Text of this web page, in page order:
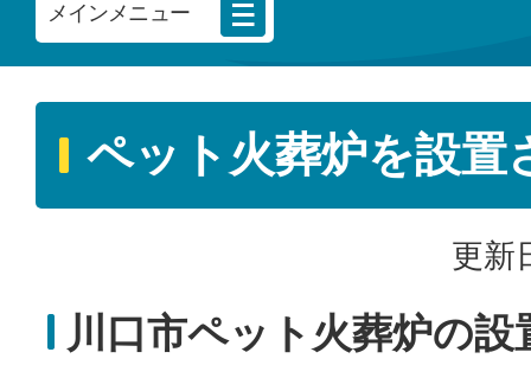
メインメニュー
ペット火葬炉を設置
更新
川口市ペット火葬炉の